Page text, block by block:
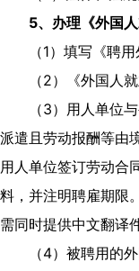
5、办理《外国
（1）填写《聘
（2）《外国人
（3）用人单位
派遣且劳动报酬等由
用人单位签订劳动合
料，并注明聘雇期限
需同时提供中文翻译
（4）被聘用的